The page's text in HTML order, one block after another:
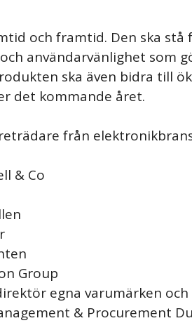
och framtid. Den ska
användarvänlighet som
ska även bidra till
det kommande året.
från
& Co
Group
egna varumärken
& Procurement